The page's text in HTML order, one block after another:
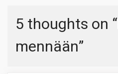
5 thoughts on “
mennään”